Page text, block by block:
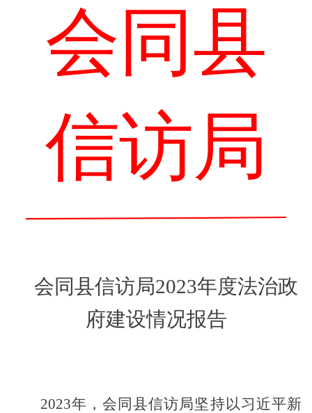
会同县
信访局
会同县信访局2023年度法治政
府建设情况报告
2023年， 会同县信访局坚持以习近平新